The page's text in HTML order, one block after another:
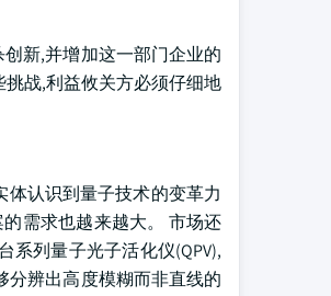
新,并增加这一部门企业的
战,利益攸关方必须仔细地
认识到量子技术的变革力
需求也越来越大。 市场还
系列量子光子活化仪(QPV),
分辨出高度模糊而非直线的